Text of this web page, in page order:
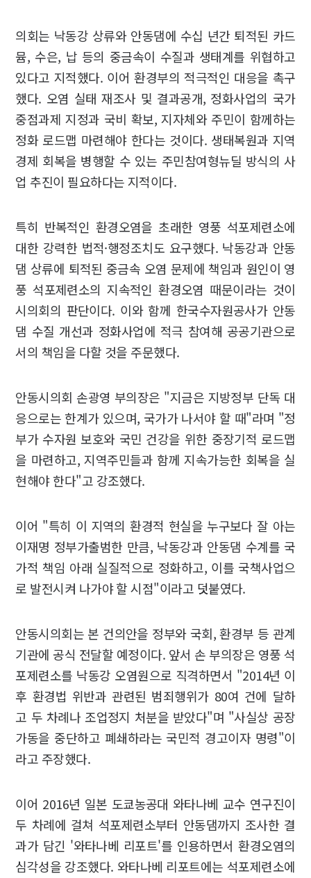
의회는 낙동강 상류와 안동댐에 수십 년간 퇴적된 카드
뮴, 수은, 납 등의 중금속이 수질과 생태계를 위협하고
있다고 지적했다. 이어 환경부의 적극적인 대응을 촉구
했다. 오염 실태 재조사 및 결과공개, 정화사업의 국가
중점과제 지정과 국비 확보, 지자체와 주민이 함께하는
정화 로드맵 마련해야 한다는 것이다. 생태복원과 지역
경제 회복을 병행할 수 있는 주민참여형뉴딜 방식의 사
업 추진이 필요하다는 지적이다.
특히 반복적인 환경오염을 초래한 영풍 석포제련소에
대한 강력한 법적·행정조치도 요구했다. 낙동강과 안동
댐 상류에 퇴적된 중금속 오염 문제에 책임과 원인이 영
풍 석포제련소의 지속적인 환경오염 때문이라는 것이
시의회의 판단이다. 이와 함께 한국수자원공사가 안동
댐 수질 개선과 정화사업에 적극 참여해 공공기관으로
서의 책임을 다할 것을 주문했다.
안동시의회 손광영 부의장은 "지금은 지방정부 단독 대
응으로는 한계가 있으며, 국가가 나서야 할 때"라며 "정
부가 수자원 보호와 국민 건강을 위한 중장기적 로드맵
을 마련하고, 지역주민들과 함께 지속가능한 회복을 실
현해야 한다"고 강조했다.
이어 "특히 이 지역의 환경적 현실을 누구보다 잘 아는
이재명 정부가출범한 만큼, 낙동강과 안동댐 수계를 국
가적 책임 아래 실질적으로 정화하고, 이를 국책사업으
로 발전시켜 나가야 할 시점"이라고 덧붙였다.
안동시의회는 본 건의안을 정부와 국회, 환경부 등 관계
기관에 공식 전달할 예정이다. 앞서 손 부의장은 영풍 석
포제련소를 낙동강 오염원으로 직격하면서 "2014년 이
후 환경법 위반과 관련된 범죄행위가 80여 건에 달하
고 두 차례나 조업정지 처분을 받았다"며 "사실상 공장
가동을 중단하고 폐쇄하라는 국민적 경고이자 명령"이
라고 주장했다.
이어 2016년 일본 도쿄농공대 와타나베 교수 연구진이
두 차례에 걸쳐 석포제련소부터 안동댐까지 조사한 결
과가 담긴 '와타나베 리포트'를 인용하면서 환경오염의
심각성을 강조했다. 와타나베 리포트에는 석포제련소에